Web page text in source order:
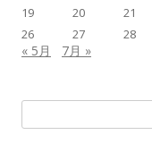
19
20 21
26
27 28
« 5月 7月 »
索: